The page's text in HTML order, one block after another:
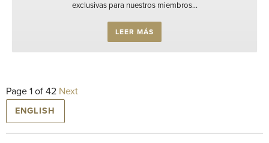
exclusivas para nuestros miembros...
LEER MÁS
Page 1 of 42 Next
ENGLISH